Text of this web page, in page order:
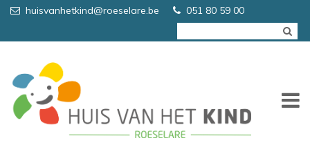
Overslaan en naar de inhoud gaan
huisvanhetkind@roeselare.be 051 80 59 00